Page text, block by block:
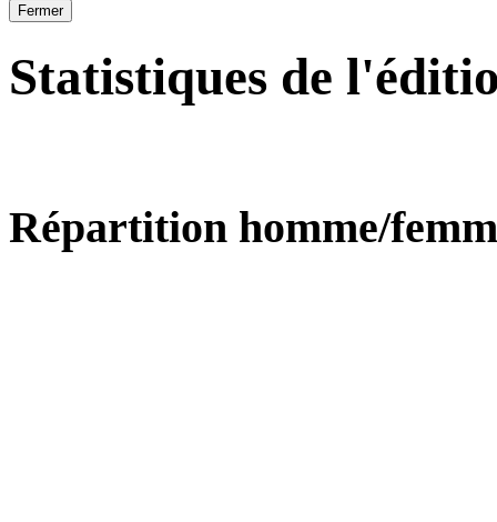
Fermer
Statistiques de
Répartition homme/